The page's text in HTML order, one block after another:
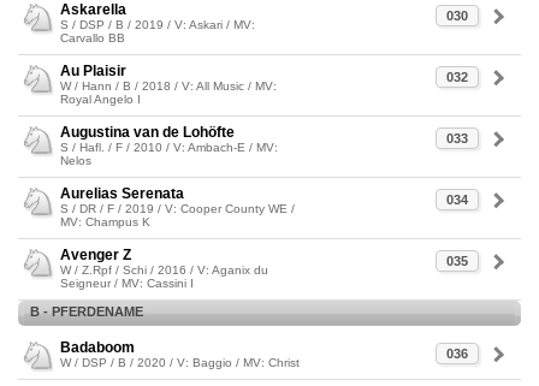
030
Askarella
S / DSP / B / 2019 / V: Askari / MV:
Carvallo BB
032
Au Plaisir
W / Hann / B / 2018 / V: All Music / MV:
Royal Angelo I
033
Augustina van de Lohöfte
S / Hafl. / F / 2010 / V: Ambach-E / MV:
Nelos
034
Aurelias Serenata
S / DR / F / 2019 / V: Cooper County WE /
MV: Champus K
035
Avenger Z
W / Z.Rpf / Schi / 2016 / V: Aganix du
Seigneur / MV: Cassini I
B - PFERDENAME
036
Badaboom
W / DSP / B / 2020 / V: Baggio / MV: Christ